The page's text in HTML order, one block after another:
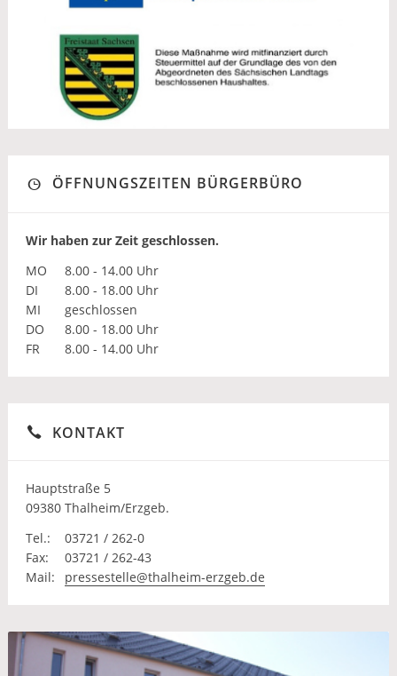
ÖFFNUNGSZEITEN BÜRGERBÜRO
Wir haben zur Zeit geschlossen.
MO
8.00 - 14.00 Uhr
DI
8.00 - 18.00 Uhr
MI
geschlossen
DO
8.00 - 18.00 Uhr
FR
8.00 - 14.00 Uhr
KONTAKT
Hauptstraße 5
09380 Thalheim/Erzgeb.
Tel.:
03721 / 262-0
Fax:
03721 / 262-43
Mail:
pressestelle@thalheim-erzgeb.de